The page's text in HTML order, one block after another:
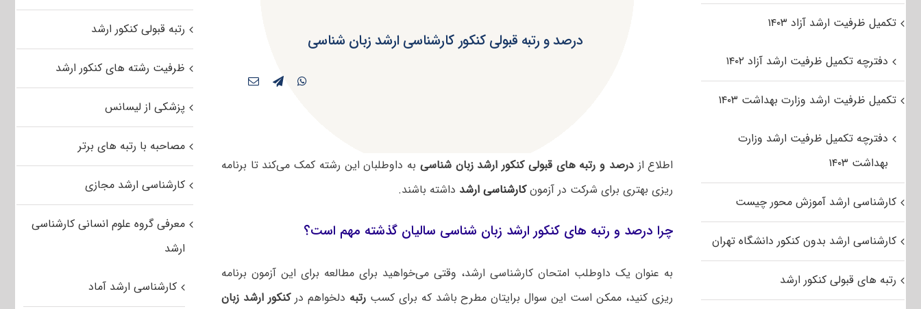
درصد و رتبه قبولی کنکور کارشناسی ارشد زبان شناسی
اطلاع ازدرصد و رتبه های قبولی کنکور ارشد زبان شناسی به داوطلبان این رشته کمک می‌کند تا برنامه
ریزی بهتری برای شرکت در آزمونکارشناسی ارشد داشته باشند.
چرا درصد و رتبه های کنکور ارشد زبان شناسی سالیان گذشته مهم است؟
به عنوان یک داوطلب امتحان کارشناسی ارشد، وقتی می‌خواهید برای مطالعه برای این آزمون برنامه
ریزی کنید، ممکن است این سوال برایتان مطرح باشد که برای کسبرتبه دلخواهم درکنکور ارشد زبان
رتبه قبولی کنکور ارشد
ظرفیت رشته های کنکور ارشد
پزشکی از لیسانس
مصاحبه با رتبه های برتر
کارشناسی ارشد مجازی
معرفی گروه علوم انسانی کارشناسی
ارشد
کارشناسی ارشد آماد
تکمیل ظرفیت ارشد آزاد ۱۴۰۳
دفترچه تکمیل ظرفیت ارشد آزاد ۱۴۰۲
تکمیل ظرفیت ارشد وزارت بهداشت ۱۴۰۳
دفترچه تکمیل ظرفیت ارشد وزارت
بهداشت ۱۴۰۳
کارشناسی ارشد آموزش محور چیست
کارشناسی ارشد بدون کنکور دانشگاه تهران
رتبه های قبولی کنکور ارشد